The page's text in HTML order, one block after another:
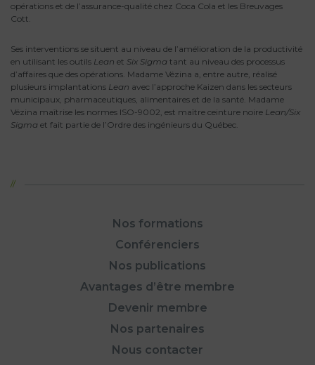
opérations et de l’assurance-qualité chez Coca Cola et les Breuvages
Cott.
Ses interventions se situent au niveau de l’amélioration de la productivité
en utilisant les outils Lean et Six Sigma tant au niveau des processus
d’affaires que des opérations. Madame Vézina a, entre autre, réalisé
plusieurs implantations Lean avec l’approche Kaizen dans les secteurs
municipaux, pharmaceutiques, alimentaires et de la santé. Madame
Vézina maîtrise les normes ISO-9002, est maître ceinture noire Lean/Six
Sigma et fait partie de l’Ordre des ingénieurs du Québec.
Nos formations
Conférenciers
Nos publications
Avantages d’être membre
Devenir membre
Nos partenaires
Nous contacter